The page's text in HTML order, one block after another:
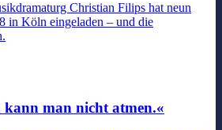
Christian Filips hat neun
in Köln eingeladen – und die
man nicht atmen.«